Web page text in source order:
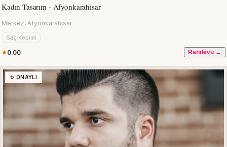
Kadın Tasarım - Afyonkarahisar
Merkez, Afyonkarahisar
Saç Kesimi
0.00 Randevu →
✨ ONAYLI